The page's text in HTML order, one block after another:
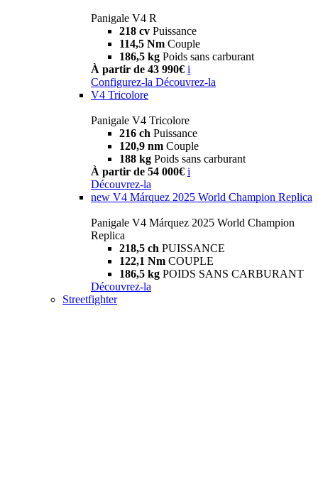
Panigale V4 R
218 cv Puissance
114,5 Nm Couple
186,5 kg Poids sans carburant
À partir de 43 990€ i
Configurez-la Découvrez-la
V4 Tricolore
Panigale V4 Tricolore
216 ch Puissance
120,9 nm Couple
188 kg Poids sans carburant
À partir de 54 000€ i
Découvrez-la
new V4 Márquez 2025 World Champion Replica
Panigale V4 Márquez 2025 World Champion
Replica
218,5 ch PUISSANCE
122,1 Nm COUPLE
186,5 kg POIDS SANS CARBURANT
Découvrez-la
Streetfighter